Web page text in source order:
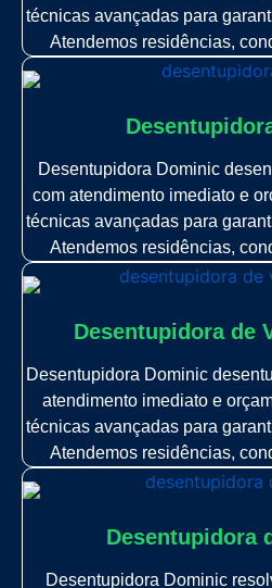
técnicas avançadas para
Atendemos residências,
Desentupidora Dominic
com atendimento imediato e
técnicas avançadas para
Atendemos residências,
Desentupidora de
Desentupidora Dominic
atendimento imediato e
técnicas avançadas para
Atendemos residências,
Desentupidora
Desentupidora Dominic